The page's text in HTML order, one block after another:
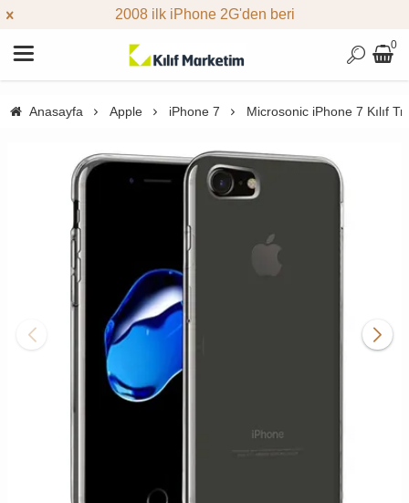
2008 ilk iPhone 2G'den beri
0
Anasayfa Apple iPhone 7 Microsonic iPhone 7 Kılıf